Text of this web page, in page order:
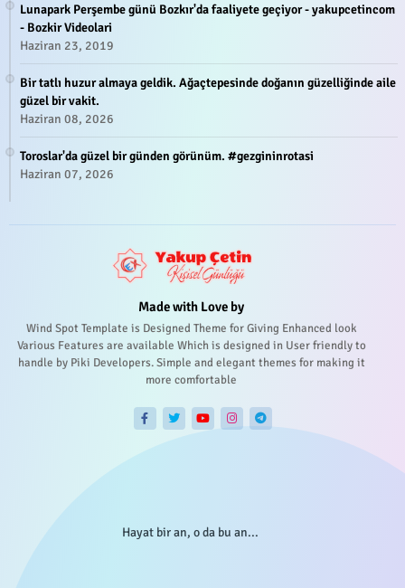
Lunapark Perşembe günü Bozkır'da faaliyete geçiyor - yakupcetincom
- Bozkir Videolari
Haziran 23, 2019
Bir tatlı huzur almaya geldik. Ağaçtepesinde doğanın güzelliğinde aile
güzel bir vakit.
Haziran 08, 2026
Toroslar'da güzel bir günden görünüm. #gezgininrotasi
Haziran 07, 2026
Made with Love by
Wind Spot Template is Designed Theme for Giving Enhanced look
Various Features are available Which is designed in User friendly to
handle by Piki Developers. Simple and elegant themes for making it
more comfortable
Hayat bir an, o da bu an...